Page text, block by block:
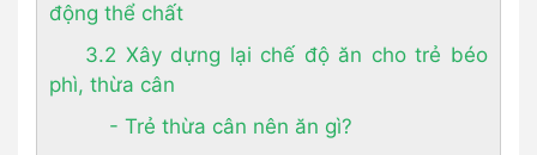
động thể chất
3.2 Xây dựng lại chế độ ăn cho trẻ béo
phì, thừa cân
- Trẻ thừa cân nên ăn gì?